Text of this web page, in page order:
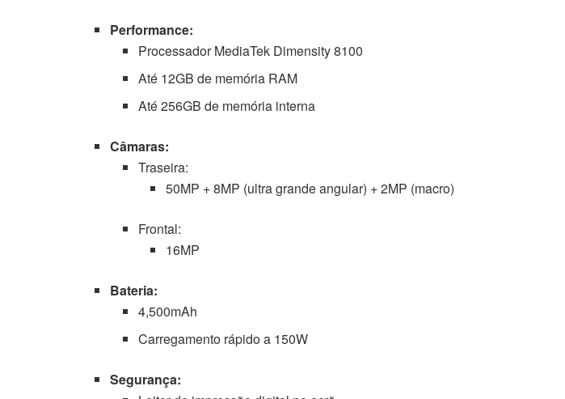
Performance:
Processador MediaTek Dimensity 8100
Até 12GB de memória RAM
Até 256GB de memória interna
Câmaras:
Traseira:
50MP + 8MP (ultra grande angular) + 2MP (macro)
Frontal:
16MP
Bateria:
4,500mAh
Carregamento rápido a 150W
Segurança: